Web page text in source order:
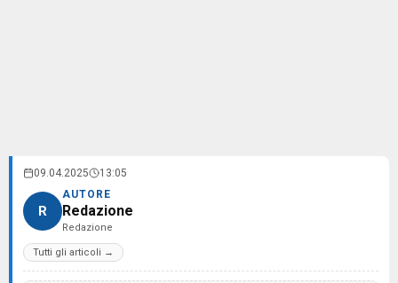
09.04.2025 13:05
R
AUTORE
Redazione
Redazione
Tutti gli articoli →